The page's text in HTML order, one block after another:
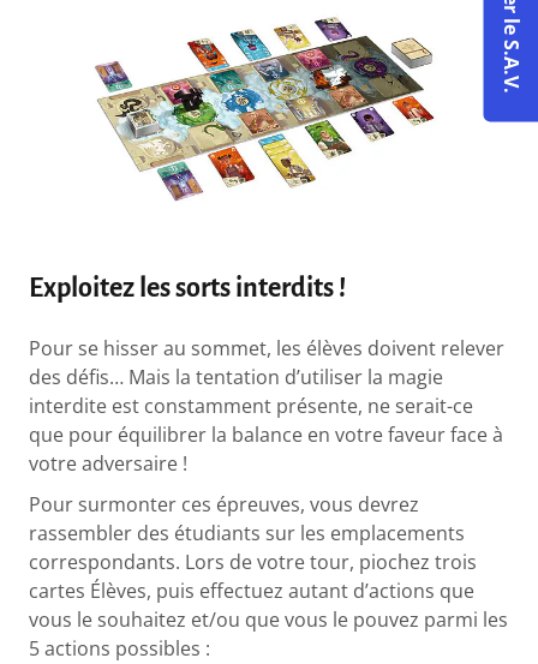
Exploitez les sorts interdits !
Pour se hisser au sommet, les élèves doivent relever
des défis… Mais la tentation d’utiliser la magie
interdite est constamment présente, ne serait-ce
que pour équilibrer la balance en votre faveur face à
votre adversaire !
Pour surmonter ces épreuves, vous devrez
rassembler des étudiants sur les emplacements
correspondants. Lors de votre tour, piochez trois
cartes Élèves, puis effectuez autant d’actions que
vous le souhaitez et/ou que vous le pouvez parmi les
5 actions possibles :